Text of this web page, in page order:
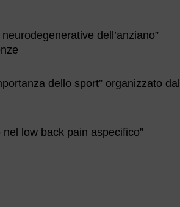
dell’anziano”
dello sport” organizzato dal
low back pain aspecifico”